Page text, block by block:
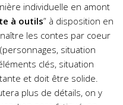
individuelle en amont
à outils” à disposition en
les contes par coeur
(personnages, situation
clés, situation
et doit être solide.
plus de détails, on y